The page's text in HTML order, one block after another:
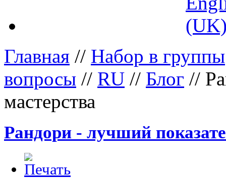
Главная // Набор в группы
вопросы // RU // Блог //
мастерства
Рандори - лучший